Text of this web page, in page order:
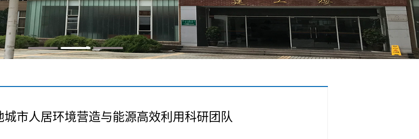
城市人居环境营造与能源高效利用科研团队